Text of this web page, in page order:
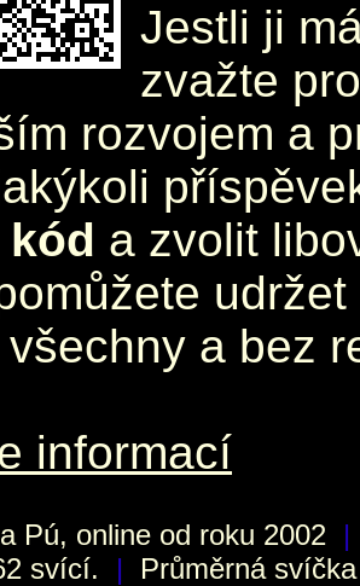
Jestli ji
zvažte
rozvojem a
kód a zvolit
všechny a bez
informací
a Pú, online od roku 2002 |
svící.
| Průměrná